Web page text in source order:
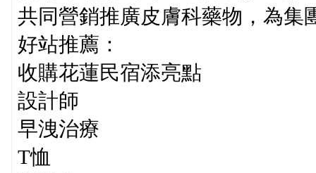
共同營銷推廣皮膚科藥物，為集
好站推薦：
收購花蓮民宿添亮點
設計師
早洩治療
T恤